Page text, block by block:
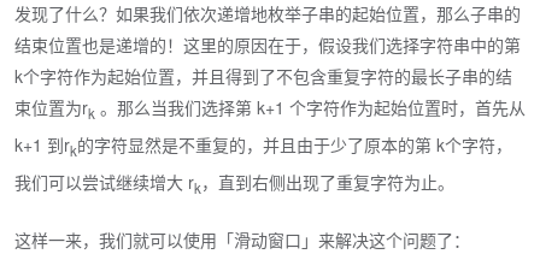
发现了什么？如果我们依次递增地枚举子串的起始位置，那么子串的
结束位置也是递增的！这里的原因在于，假设我们选择字符串中的第
k个字符作为起始位置，并且得到了不包含重复字符的最长子串的结
束位置为rk 。那么当我们选择第 k+1 个字符作为起始位置时，首先从
k+1 到rk的字符显然是不重复的，并且由于少了原本的第 k个字符，
我们可以尝试继续增大 rk，直到右侧出现了重复字符为止。
这样一来，我们就可以使用「滑动窗口」来解决这个问题了：